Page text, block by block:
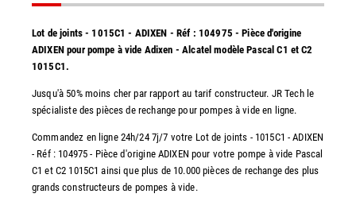
Lot de joints - 1015C1 - ADIXEN - Réf : 104975 - Pièce d'origine
ADIXEN pour pompe à vide Adixen - Alcatel modèle Pascal C1 et C2
1015C1.
Jusqu'à 50% moins cher par rapport au tarif constructeur. JR Tech le
spécialiste des pièces de rechange pour pompes à vide en ligne.
Commandez en ligne 24h/24 7j/7 votre Lot de joints - 1015C1 - ADIXEN
- Réf : 104975 - Pièce d'origine ADIXEN pour votre pompe à vide Pascal
C1 et C2 1015C1 ainsi que plus de 10.000 pièces de rechange des plus
grands constructeurs de pompes à vide.